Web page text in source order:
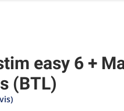
easy 6 +
(BTL)